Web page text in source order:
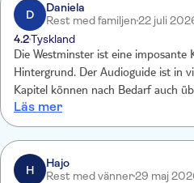
D
Daniela
Rest med familjen22 juli
4.2Tyskland
Die Westminster ist eine imposante
Hintergrund. Der Audioguide ist in
Kapitel können nach Bedarf auch
über tui bei allen Erlebnissen in
ticket ist in London Standard!
Läs mer
H
Hajo
Rest med vänner29 maj